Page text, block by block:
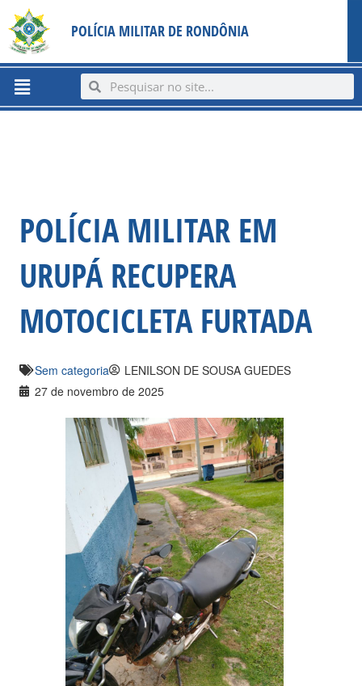
content
para
conteúdo
POLÍCIA MILITAR DE RONDÔNIA
Menu SearchSearch
POLÍCIA MILITAR EM
URUPÁ RECUPERA
MOTOCICLETA FURTADA
Sem categoria
LENILSON DE SOUSA GUEDES
27 de novembro de 2025